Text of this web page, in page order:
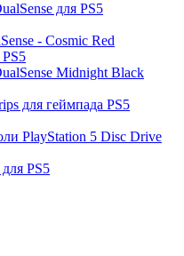
для PS5
- Cosmic Red
Midnight Black
для геймпада PS5
PlayStation 5 Disc Drive
PS5